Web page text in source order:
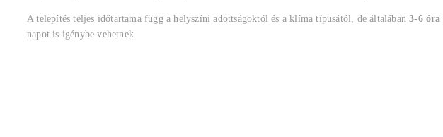
A telepítés teljes időtartama függ a helyszíni adottságoktól és a klíma típusától, de általában3-6 óra
napot is igénybe vehetnek.